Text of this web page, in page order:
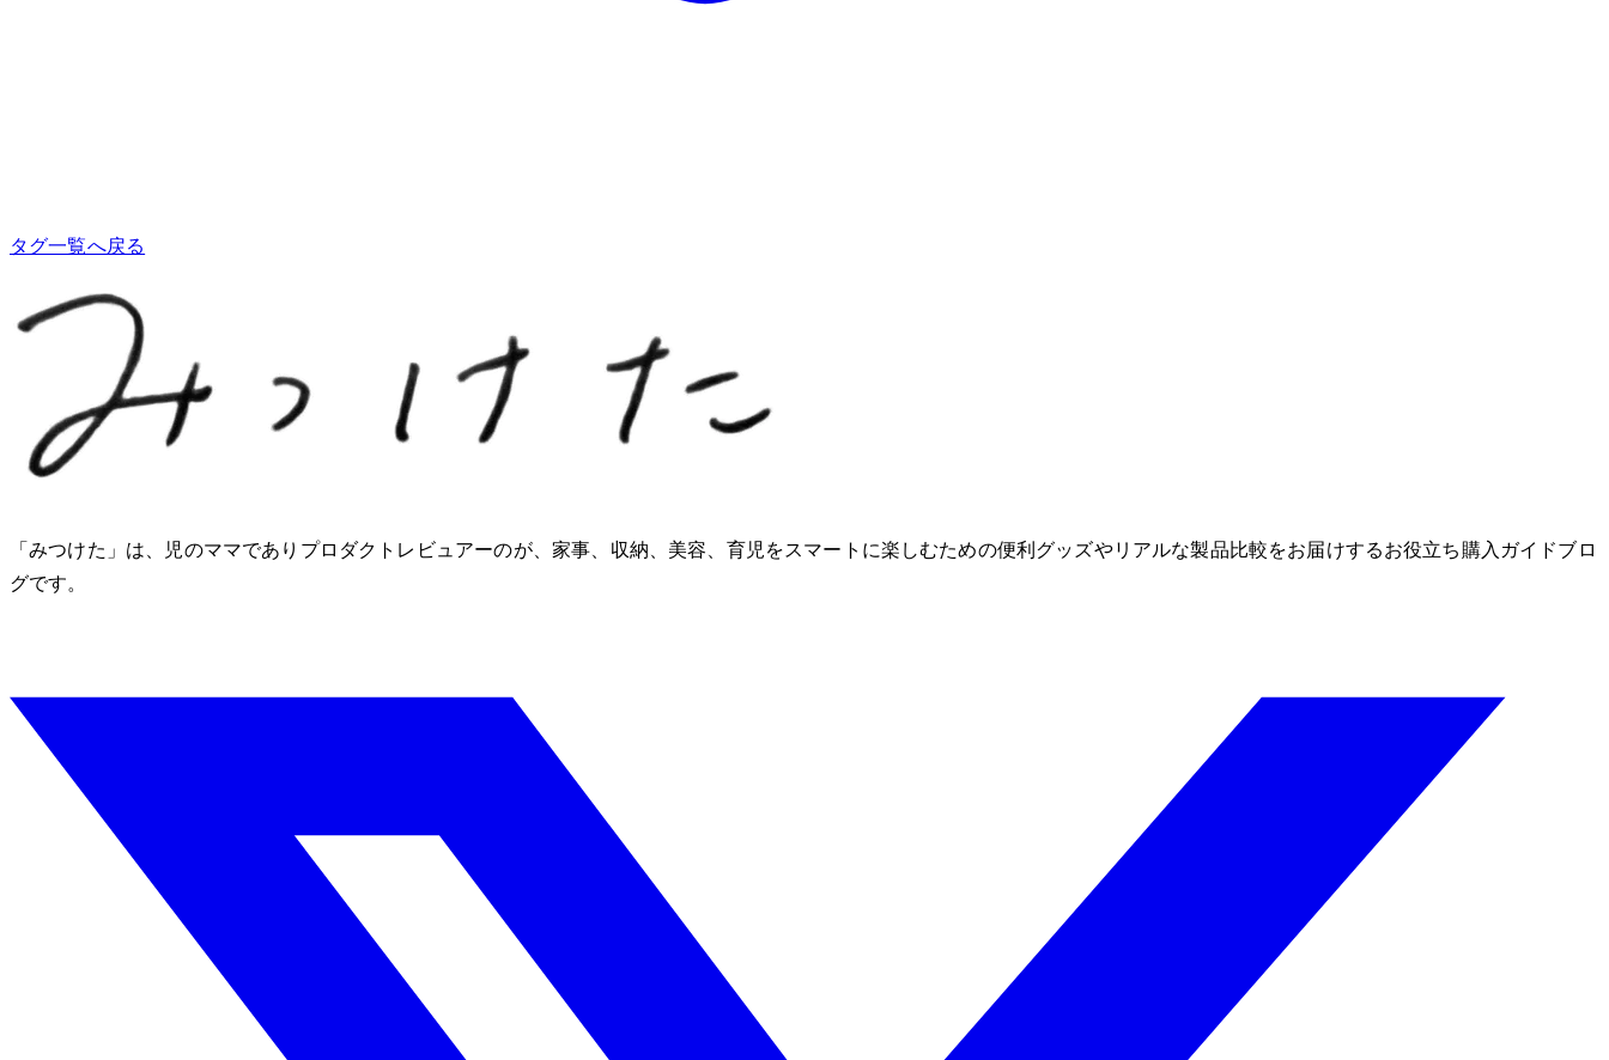
タグ一覧へ戻る
「みつけた」は、2児のママでありプロダクトレビュアーのMioが、家事、収納、美容、育児をスマートに楽しむための便利グッズやリアルな製品比較をお届けするお役立ち購入ガイドブロ
グです。